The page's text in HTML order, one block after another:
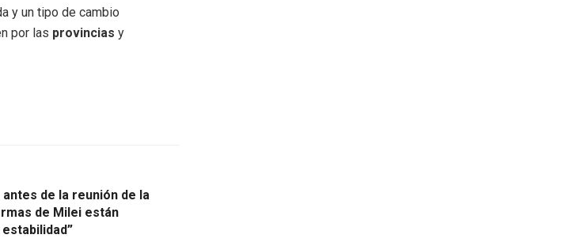
y un tipo de cambio
por las provincias y
de la reunión de la
de Milei están